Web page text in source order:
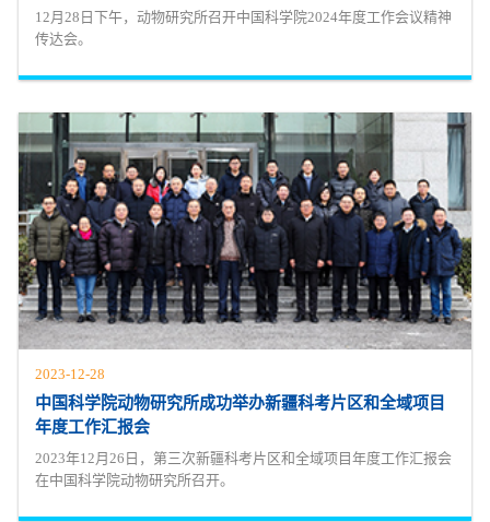
12月28日下午，动物研究所召开中国科学院2024年度工作会议精神
传达会。
2023-12-28
中国科学院动物研究所成功举办新疆科考片区和全域项目
年度工作汇报会
2023年12月26日，第三次新疆科考片区和全域项目年度工作汇报会
在中国科学院动物研究所召开。